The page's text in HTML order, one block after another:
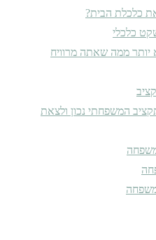
כלכלת הבית?
כלכלי
ממה שאתה מרוויח
המשפחתי נכון ולצאת